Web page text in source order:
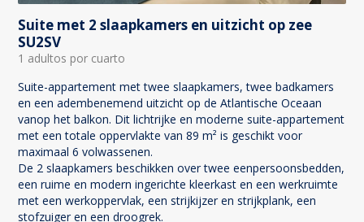
Suite met 2 slaapkamers en uitzicht op zee
SU2SV
1 adultos por cuarto
Suite-appartement met twee slaapkamers, twee badkamers
en een adembenemend uitzicht op de Atlantische Oceaan
vanop het balkon. Dit lichtrijke en moderne suite-appartement
met een totale oppervlakte van 89 m² is geschikt voor
maximaal 6 volwassenen.
De 2 slaapkamers beschikken over twee eenpersoonsbedden,
een ruime en modern ingerichte kleerkast en een werkruimte
met een werkoppervlak, een strijkijzer en strijkplank, een
stofzuiger en een droogrek.